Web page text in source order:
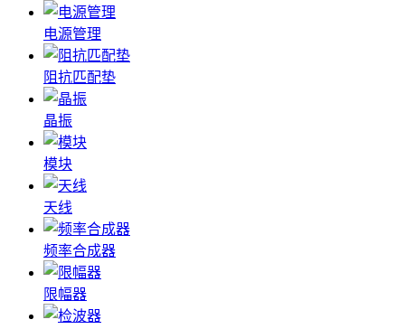
电源管理
阻抗匹配垫
晶振
模块
天线
频率合成器
限幅器